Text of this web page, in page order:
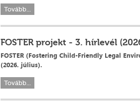
Tovább...
FOSTER projekt - 3. hírlevél
FOSTER (Fostering Child-Friendly Legal
(2026. július).
Tovább...